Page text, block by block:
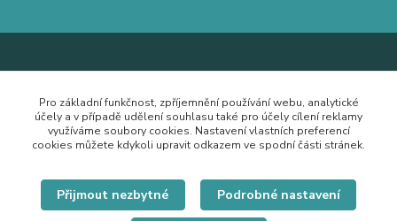
Pro základní funkčnost, zpříjemnění používání webu, analytické
účely a v případě udělení souhlasu také pro účely cílení reklamy
využíváme soubory cookies. Nastavení vlastních preferencí
cookies můžete kdykoli upravit odkazem ve spodní části stránek.
Přijmout nezbytné Podrobné nastavení